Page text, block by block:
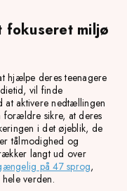
miljø
hjælpe deres teenagere
vil finde
at aktivere nedtællingen
forældre sikre, at deres
i det øjeblik, de
tålmodighed og
langt ud over
på 47 sprog,
verden.